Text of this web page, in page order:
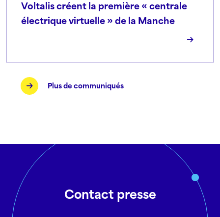
Voltalis créent la première « centrale
électrique virtuelle » de la Manche
Plus de communiqués
Contact presse